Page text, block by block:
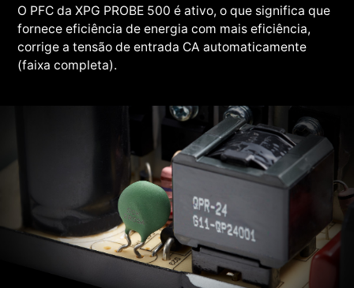
O PFC da XPG PROBE 500 é ativo, o que significa que
fornece eficiência de energia com mais eficiência,
corrige a tensão de entrada CA automaticamente
(faixa completa).